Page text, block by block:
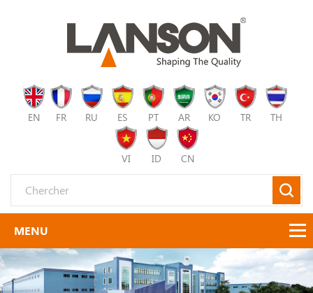
EN FR RU ES PT AR KO TR TH
VI ID CN